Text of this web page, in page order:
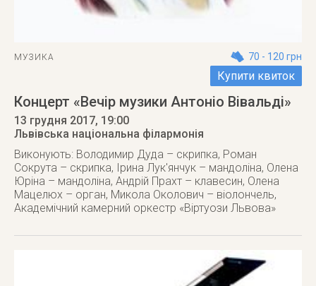
МУЗИКА 70 - 120 грн
Купити квиток
Концерт «Вечір музики Антоніо Вівальді»
13 грудня 2017, 19:00
Львівська національна філармонія
Виконують: Володимир Дуда – скрипка, Роман
Сокрута – скрипка, Ірина Лук'янчук – мандоліна, Олена
Юріна – мандоліна, Андрій Прахт – клавесин, Олена
Мацелюх – орган, Микола Околович – віолончель,
Академічний камерний оркестр «Віртуози Львова»